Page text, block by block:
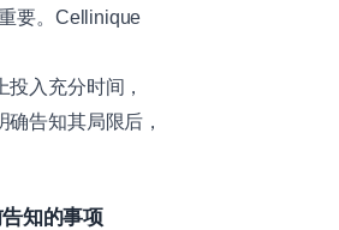
要。Cellinique
入充分时间，
告知其局限后，
知的事项